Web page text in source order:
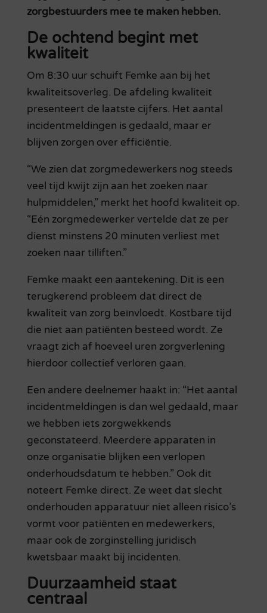
zorgbestuurders mee te maken hebben.
De ochtend begint met
kwaliteit
Om 8:30 uur schuift Femke aan bij het
kwaliteitsoverleg. De afdeling kwaliteit
presenteert de laatste cijfers. Het aantal
incidentmeldingen is gedaald, maar er
blijven zorgen over efficiëntie.
“We zien dat zorgmedewerkers nog steeds
veel tijd kwijt zijn aan het zoeken naar
hulpmiddelen,” merkt het hoofd kwaliteit op.
“Eén zorgmedewerker vertelde dat ze per
dienst minstens 20 minuten verliest met
zoeken naar tilliften.”
Femke maakt een aantekening. Dit is een
terugkerend probleem dat direct de
kwaliteit van zorg beïnvloedt. Kostbare tijd
die niet aan patiënten besteed wordt. Ze
vraagt zich af hoeveel uren zorgverlening
hierdoor collectief verloren gaan.
Een andere deelnemer haakt in: “Het aantal
incidentmeldingen is dan wel gedaald, maar
we hebben iets zorgwekkends
geconstateerd. Meerdere apparaten in
onze organisatie blijken een verlopen
onderhoudsdatum te hebben.” Ook dit
noteert Femke direct. Ze weet dat slecht
onderhouden apparatuur niet alleen risico’s
vormt voor patiënten en medewerkers,
maar ook de zorginstelling juridisch
kwetsbaar maakt bij incidenten.
Duurzaamheid staat
centraal